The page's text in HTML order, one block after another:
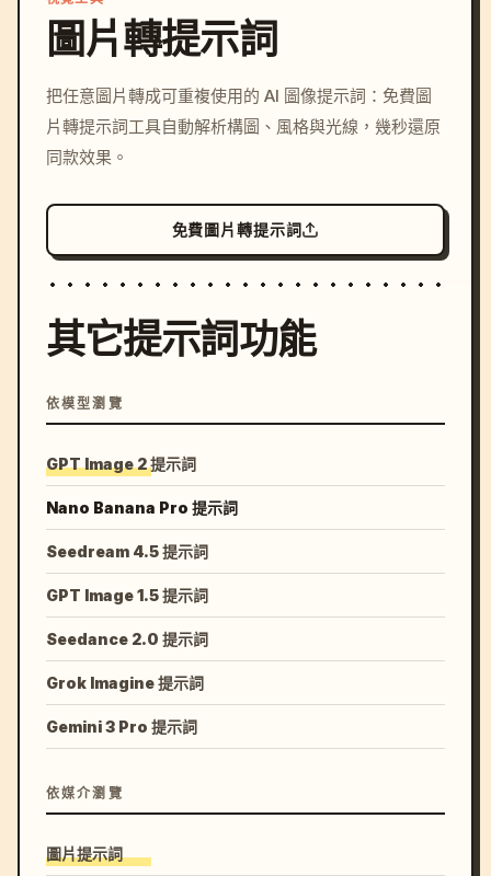
c, cyberpunk sunset, neon
colors, 8k --v 6.0
圖片轉提示詞
把任意圖片轉成可重複使用的 AI 圖像提示詞：免費圖
片轉提示詞工具自動解析構圖、風格與光線，幾秒還原
同款效果。
免費圖片轉提示詞
其它提示詞功能
依模型瀏覽
GPT Image 2 提示詞
Nano Banana Pro 提示詞
Seedream 4.5 提示詞
GPT Image 1.5 提示詞
Seedance 2.0 提示詞
Grok Imagine 提示詞
Gemini 3 Pro 提示詞
依媒介瀏覽
圖片提示詞